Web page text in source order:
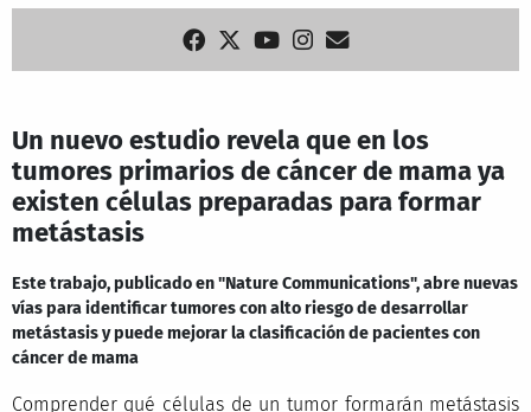
Un nuevo estudio revela que en los
tumores primarios de cáncer de mama ya
existen células preparadas para formar
metástasis
Este trabajo, publicado en "Nature Communications", abre nuevas
vías para identificar tumores con alto riesgo de desarrollar
metástasis y puede mejorar la clasificación de pacientes con
cáncer de mama
Comprender qué células de un tumor formarán metástasis